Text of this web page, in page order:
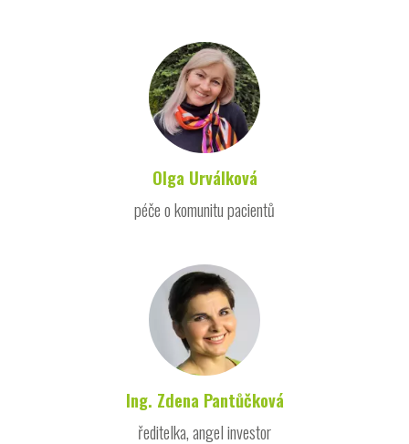
Olga Urválková
péče o komunitu pacientů
Ing. Zdena Pantůčková
ředitelka, angel investor